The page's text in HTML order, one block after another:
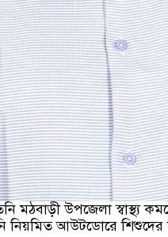
মঠবাড়ী উপজেলা স্বাস্থ্য
নিয়মিত আউটডোরে